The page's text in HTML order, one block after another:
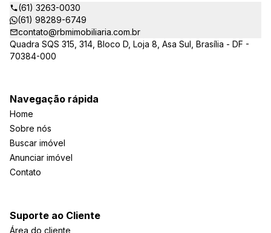
(61) 3263-0030
(61) 98289-6749
contato@rbmimobiliaria.com.br
Quadra SQS 315, 314, Bloco D, Loja 8, Asa Sul, Brasília - DF -
70384-000
Navegação rápida
Home
Sobre nós
Buscar imóvel
Anunciar imóvel
Contato
Suporte ao Cliente
Área do cliente